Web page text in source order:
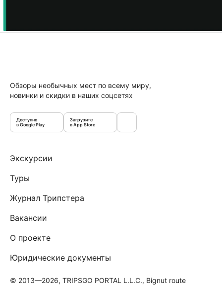
Обзоры необычных мест по всему миру,
новинки и скидки в наших соцсетях
Доступно
в Google Play
Загрузите
в App Store
Экскурсии
Туры
Журнал Трипстера
Вакансии
О проекте
Юридические документы
© 2013—2026, TRIPSGO PORTAL L.L.C., Bignut route